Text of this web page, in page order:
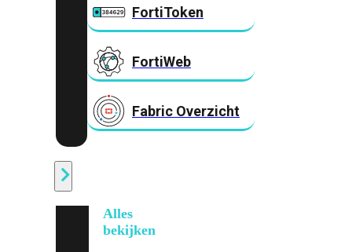
FortiToken
FortiWeb
Fabric Overzicht
Alles
bekijken